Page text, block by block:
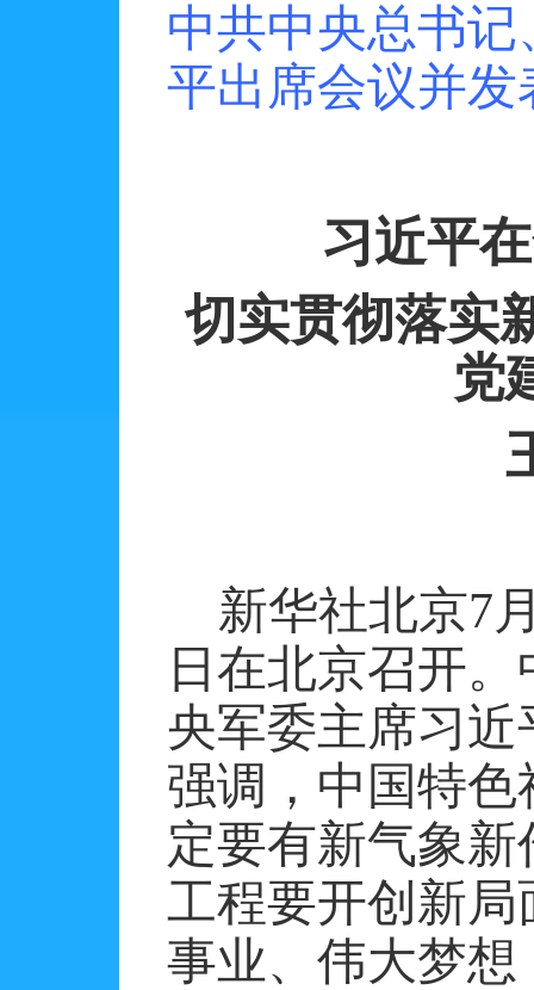
中共中央总书
平出席会议并
习近平
切实贯彻落实
党
新华社北京7
日在北京召开
央军委主席习
强调，中国特
定要有新气象
工程要开创新
事业、伟大梦